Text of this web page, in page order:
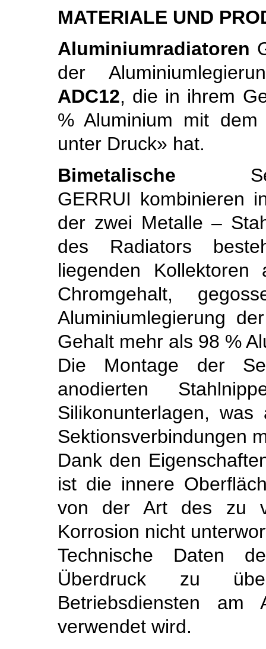
MATERIALE UND
Aluminiumradiatoren
der
ADC12, die in ihrem
% Aluminium mit dem
unter Druck» hat.
Bimetalische
GERRUI kombinieren
der zwei Metalle –
des Radiators
liegenden
Chromgehalt,
Aluminiumlegierung
Gehalt mehr als 98 %
Die Montage der
anodierten
Silikonunterlagen,
Sektionsverbindungen
Dank den
ist die innere
von der Art des zu
Korrosion nicht
Technische Daten
Überdruck zu
Betriebsdiensten am
verwendet wird.